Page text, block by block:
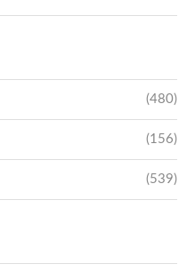
(480)
(156)
(539)